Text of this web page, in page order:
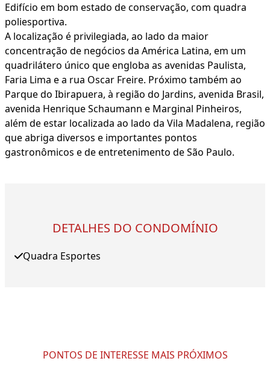
Edifício em bom estado de conservação, com quadra
poliesportiva.
A localização é privilegiada, ao lado da maior
concentração de negócios da América Latina, em um
quadrilátero único que engloba as avenidas Paulista,
Faria Lima e a rua Oscar Freire. Próximo também ao
Parque do Ibirapuera, à região do Jardins, avenida Brasil,
avenida Henrique Schaumann e Marginal Pinheiros,
além de estar localizada ao lado da Vila Madalena, região
que abriga diversos e importantes pontos
gastronômicos e de entretenimento de São Paulo.
DETALHES DO CONDOMÍNIO
Quadra Esportes
PONTOS DE INTERESSE MAIS PRÓXIMOS